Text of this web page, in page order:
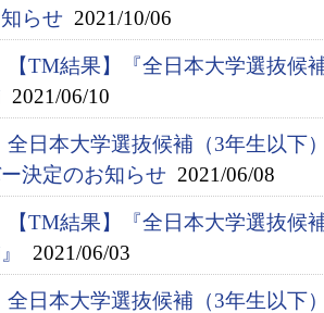
らせ 2021/10/06
【TM結果】『全日本大学選抜候
2021/06/10
全日本大学選抜候補（3年生以下
決定のお知らせ 2021/06/08
【TM結果】『全日本大学選抜候
2021/06/03
全日本大学選抜候補（3年生以下